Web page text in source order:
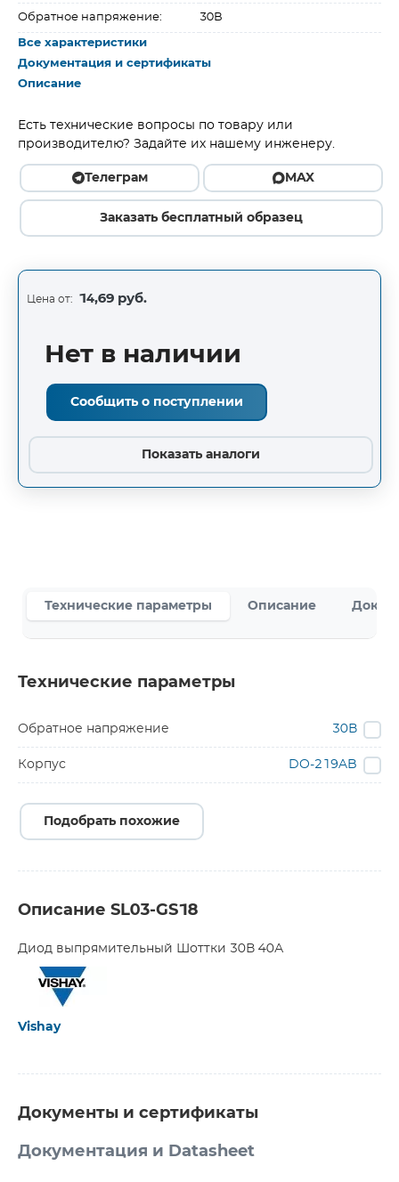
Обратное напряжение: 30В
Все характеристики
Документация и сертификаты
Описание
Есть технические вопросы по товару или
производителю? Задайте их нашему инженеру.
Телеграм MAX
Заказать бесплатный образец
Цена от: 14,69 руб.
Нет в наличии
Сообщить о поступлении
Показать аналоги
Технические параметры Описание
Технические параметры
Обратное напряжение 30В
Корпус DO-219AB
Подобрать похожие
Описание SL03-GS18
Диод выпрямительный Шоттки 30В 40А
Vishay
Документы и сертификаты
Документация и Datasheet